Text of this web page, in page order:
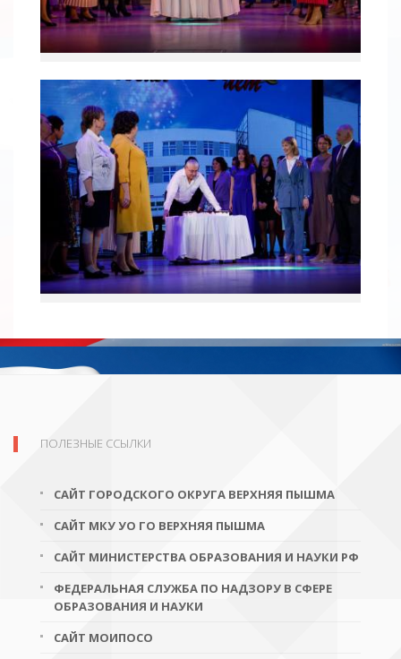
ПОЛЕЗНЫЕ ССЫЛКИ
САЙТ ГОРОДСКОГО ОКРУГА ВЕРХНЯЯ ПЫШМА
САЙТ МКУ УО ГО ВЕРХНЯЯ ПЫШМА
САЙТ МИНИСТЕРСТВА ОБРАЗОВАНИЯ И НАУКИ РФ
ФЕДЕРАЛЬНАЯ СЛУЖБА ПО НАДЗОРУ В СФЕРЕ
ОБРАЗОВАНИЯ И НАУКИ
САЙТ МОИПОСО